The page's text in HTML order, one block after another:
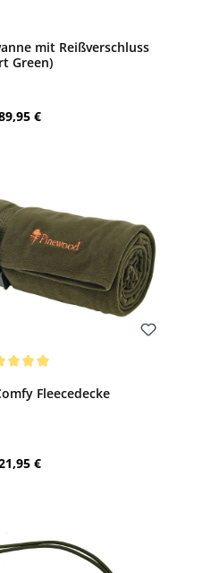
mit Reißverschluss
Green)
Preis:
€
Fleecedecke
Preis:
€